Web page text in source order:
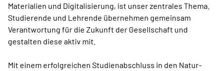
Materialien und Digitalisierung, ist unser zentrales Thema.
Studierende und Lehrende übernehmen gemeinsam
Verantwortung für die Zukunft der Gesellschaft und
gestalten diese aktiv mit.
Mit einem erfolgreichen Studienabschluss in den Natur-